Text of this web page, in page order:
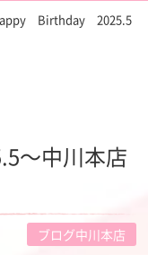
Birthday 2025.5
中川本店
ブログ中川本店